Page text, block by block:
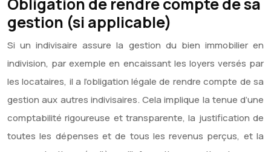
gestion (si applicable)
Si un indivisaire assure la gestion du bien immobilier en
indivision, par exemple en encaissant les loyers versés par
les locataires, il a l’obligation légale de rendre compte de sa
gestion aux autres indivisaires. Cela implique la tenue d’une
comptabilité rigoureuse et transparente, la justification de
toutes les dépenses et de tous les revenus perçus, et la